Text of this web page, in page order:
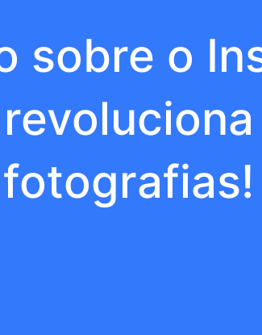
sobre o